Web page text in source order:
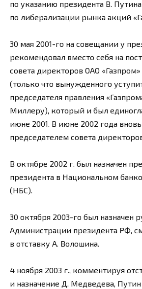
по указанию президента В.
по либерализации рынка акций
30 мая 2001-го на совещании у
рекомендовал вместо себя на
совета директоров ОАО
(только что вынужденного
председателя правления
Миллеру), который и был
июне 2001. В июне 2002 года
председателем совета
В октябре 2002 г. был назначен
президента в Национальном
(НБС).
30 октября 2003-го был назначен
Администрации президента РФ,
в отставку А. Волошина.
4 ноября 2003 г., комментируя
и назначение Д. Медведева, Путин